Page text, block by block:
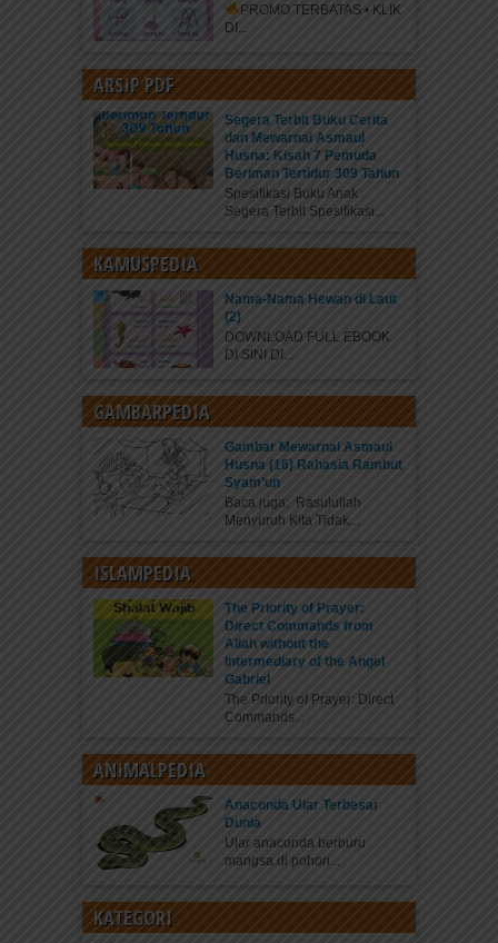
PROMO TERBATAS • KLIK
DI...
ARSIP PDF
Segera Terbit Buku Cerita
dan Mewarnai Asmaul
Husna: Kisah 7 Pemuda
Beriman Tertidur 309 Tahun
Spesifikasi Buku Anak
Segera Terbit Spesifikasi...
KAMUSPEDIA
Nama-Nama Hewan di Laut
(2)
DOWNLOAD FULL EBOOK
DI SINI DI...
GAMBARPEDIA
Gambar Mewarnai Asmaul
Husna (16) Rahasia Rambut
Syam’un
Baca juga: Rasulullah
Menyuruh Kita Tidak...
ISLAMPEDIA
The Priority of Prayer:
Direct Commands from
Allah without the
Intermediary of the Angel
Gabriel
The Priority of Prayer: Direct
Commands...
ANIMALPEDIA
Anaconda Ular Terbesar
Dunia
Ular anaconda berburu
mangsa di pohon...
KATEGORI